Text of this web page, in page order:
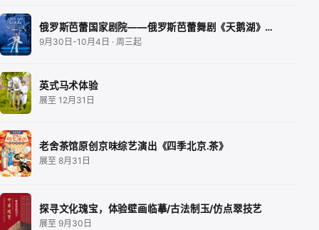
俄罗斯芭蕾国家剧院——俄罗斯芭蕾舞剧《天鹅湖》…
9月30日-10月4日 · 周三起
英式马术体验
展至 12月31日
老舍茶馆原创京味综艺演出《四季北京.茶》
展至 8月31日
探寻文化瑰宝，体验壁画临摹/古法制玉/仿点翠技艺
展至 9月30日